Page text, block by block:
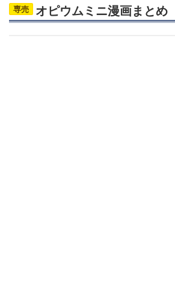
専売 オピウムミニ漫画まとめ